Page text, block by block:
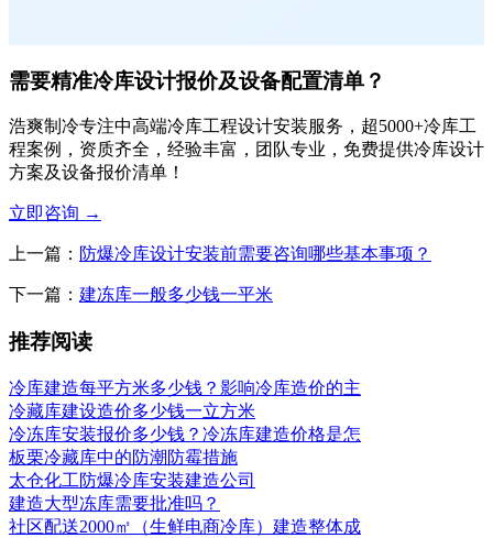
需要精准冷库设计报价及设备配置清单？
浩爽制冷专注中高端冷库工程设计安装服务，超5000+冷库工
程案例，资质齐全，经验丰富，团队专业，免费提供冷库设计
方案及设备报价清单！
立即咨询 →
上一篇： 防爆冷库设计安装前需要咨询哪些基本事项？
下一篇： 建冻库一般多少钱一平米
推荐阅读
冷库建造每平方米多少钱？影响冷库造价的主
冷藏库建设造价多少钱一立方米
冷冻库安装报价多少钱？冷冻库建造价格是怎
板栗冷藏库中的防潮防霉措施
太仓化工防爆冷库安装建造公司
建造大型冻库需要批准吗？
社区配送2000㎡（生鲜电商冷库）建造整体成